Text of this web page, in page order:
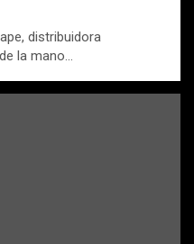
distribuidora
la mano…